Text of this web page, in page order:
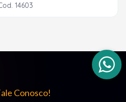
14603
Conosco!